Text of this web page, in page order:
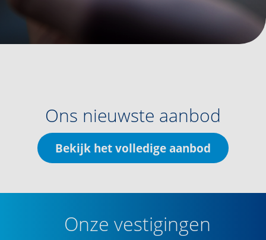
Ons nieuwste aanbod
Bekijk het volledige aanbod
Onze vestigingen